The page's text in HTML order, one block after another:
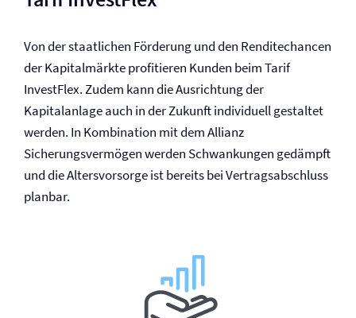
Von der staatlichen Förderung und den Renditechancen
der Kapitalmärkte profitieren Kunden beim Tarif
InvestFlex. Zudem kann die Ausrichtung der
Kapitalanlage auch in der Zukunft individuell gestaltet
werden. In Kombination mit dem Allianz
Sicherungsvermögen werden Schwankungen gedämpft
und die Altersvorsorge ist bereits bei Vertragsabschluss
planbar.